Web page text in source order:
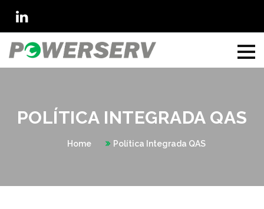
POLÍTICA INTEGRADA QAS
Home Política Integrada QAS